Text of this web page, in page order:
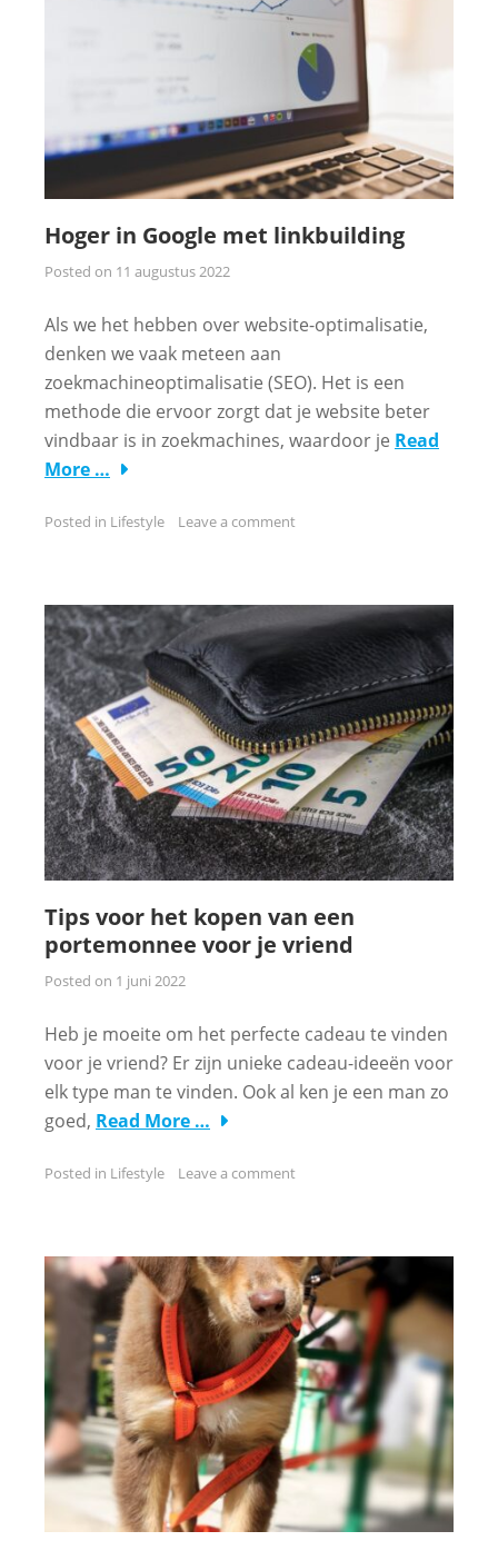
Hoger in Google met linkbuilding
Posted on 11 augustus 2022
Als we het hebben over website-optimalisatie,
denken we vaak meteen aan
zoekmachineoptimalisatie (SEO). Het is een
methode die ervoor zorgt dat je website beter
vindbaar is in zoekmachines, waardoor je Read
More …
Posted in Lifestyle Leave a comment
Tips voor het kopen van een
portemonnee voor je vriend
Posted on 1 juni 2022
Heb je moeite om het perfecte cadeau te vinden
voor je vriend? Er zijn unieke cadeau-ideeën voor
elk type man te vinden. Ook al ken je een man zo
goed, Read More …
Posted in Lifestyle Leave a comment